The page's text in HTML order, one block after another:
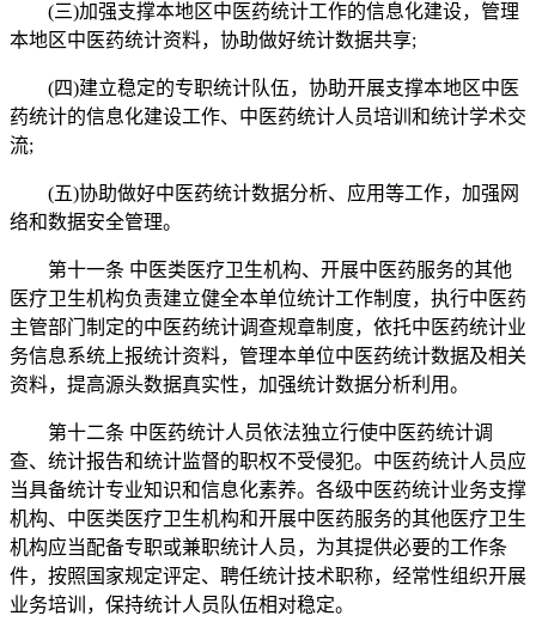
(三)加强支撑本地区中医药统计工作的信息化建设，管理
本地区中医药统计资料，协助做好统计数据共享;
(四)建立稳定的专职统计队伍，协助开展支撑本地区中医
药统计的信息化建设工作、中医药统计人员培训和统计学术交
流;
(五)协助做好中医药统计数据分析、应用等工作，加强网
络和数据安全管理。
第十一条 中医类医疗卫生机构、开展中医药服务的其他
医疗卫生机构负责建立健全本单位统计工作制度，执行中医药
主管部门制定的中医药统计调查规章制度，依托中医药统计业
务信息系统上报统计资料，管理本单位中医药统计数据及相关
资料，提高源头数据真实性，加强统计数据分析利用。
第十二条 中医药统计人员依法独立行使中医药统计调
查、统计报告和统计监督的职权不受侵犯。中医药统计人员应
当具备统计专业知识和信息化素养。各级中医药统计业务支撑
机构、中医类医疗卫生机构和开展中医药服务的其他医疗卫生
机构应当配备专职或兼职统计人员，为其提供必要的工作条
件，按照国家规定评定、聘任统计技术职称，经常性组织开展
业务培训，保持统计人员队伍相对稳定。